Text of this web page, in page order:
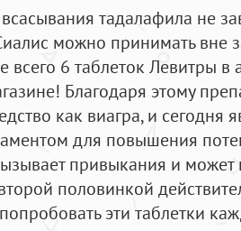
тадалафила не
можно принимать вне
всего 6 таблеток Левитры в
Благодаря этому
как виагра, и сегодня
для повышения
привыкания и
половинкой
эти таблетки